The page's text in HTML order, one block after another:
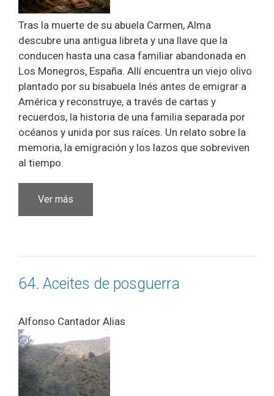
Tras la muerte de su abuela Carmen, Alma
descubre una antigua libreta y una llave que la
conducen hasta una casa familiar abandonada en
Los Monegros, España. Allí encuentra un viejo olivo
plantado por su bisabuela Inés antes de emigrar a
América y reconstruye, a través de cartas y
recuerdos, la historia de una familia separada por
océanos y unida por sus raíces. Un relato sobre la
memoria, la emigración y los lazos que sobreviven
al tiempo.
Ver más
64. Aceites de posguerra
Alfonso Cantador Alias